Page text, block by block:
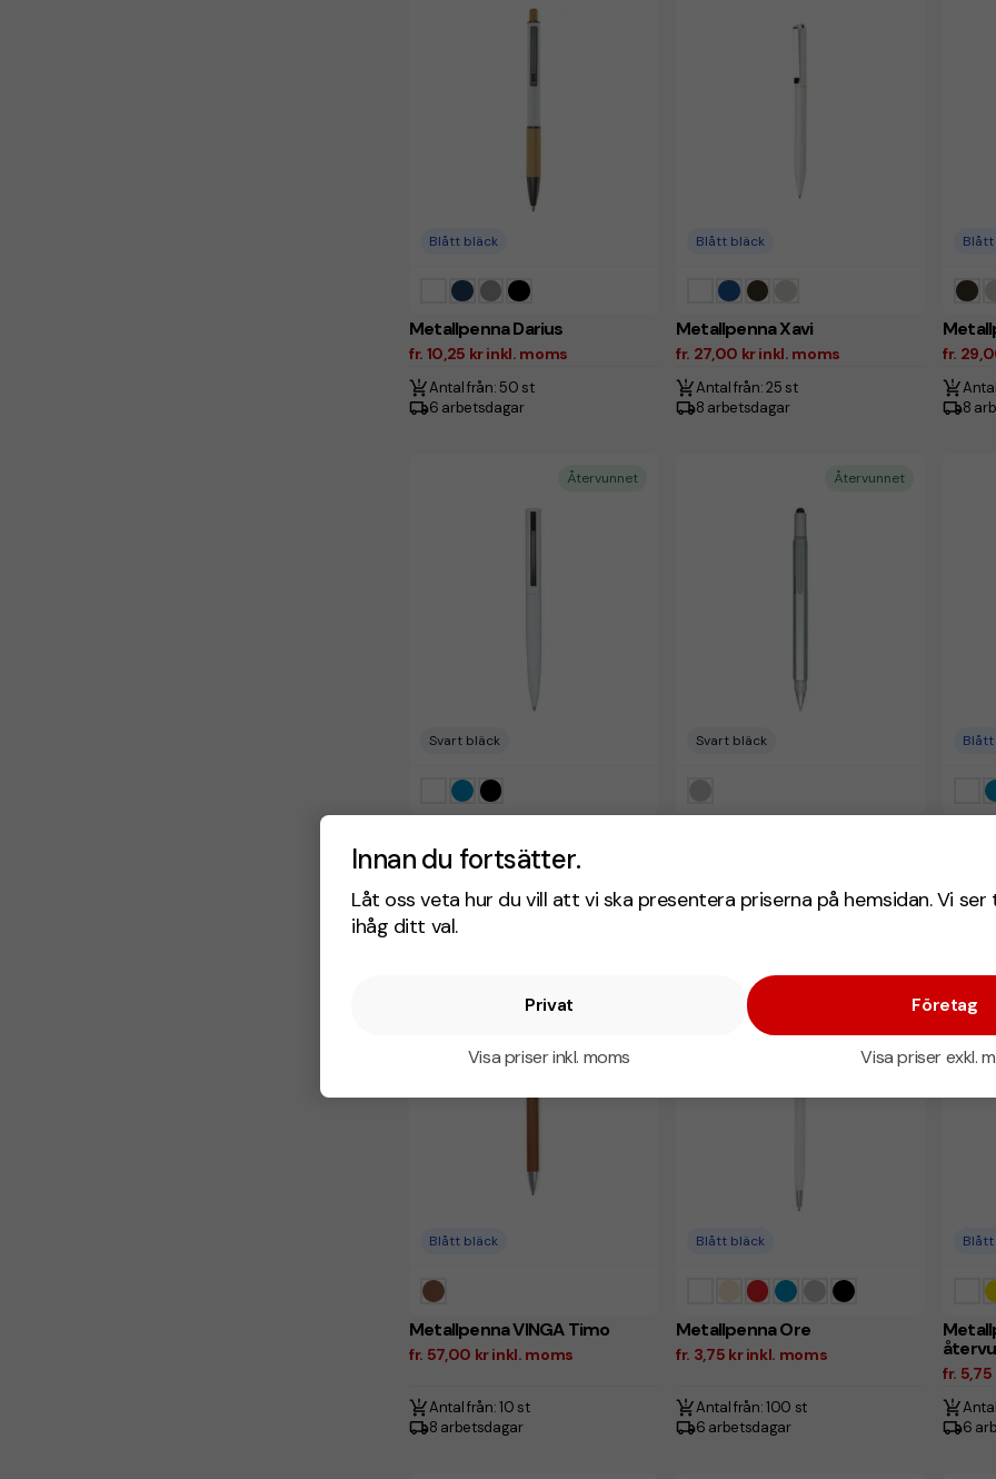
Innan du fortsätter.
Låt oss veta hur du vill att vi ska presentera priserna på hemsidan. Vi
ihåg ditt val.
Privat
Visa priser inkl. moms
Företag
Visa priser exkl.
Blått bläck
Metallpenna Darius
fr. 10,25 kr inkl. moms
Antal från: 50 st
6 arbetsdagar
Blått bläck
Metallpenna Xavi
fr. 27,00 kr inkl. moms
Antal från: 25 st
8 arbetsdagar
fr.
8
Återvunnet
Svart bläck
fr. 14,00 kr inkl. moms
Antal från: 50 st
6 arbetsdagar
Återvunnet
Svart bläck
Antal från: 50 st
6 arbetsdagar
6
Blått bläck
Metallpenna VINGA Timo
fr. 57,00 kr inkl. moms
Antal från: 10 st
8 arbetsdagar
Blått bläck
Metallpenna Ore
fr. 3,75 kr inkl. moms
Antal från: 100 st
6 arbetsdagar
fr.
6